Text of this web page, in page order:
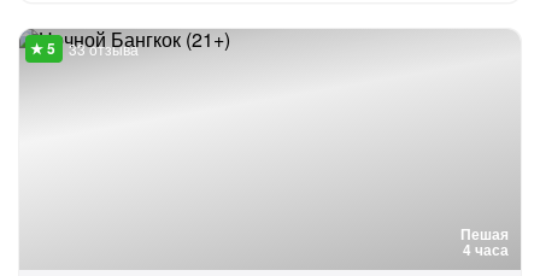
Пешая
4 часа
33 отзыва